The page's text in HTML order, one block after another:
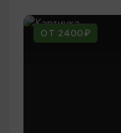
ОТ 2400₽